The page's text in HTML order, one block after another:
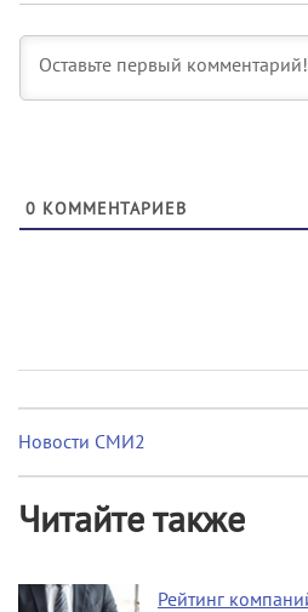
0 КОММЕНТАРИЕВ
Новости СМИ2
Читайте также
Рейтинг